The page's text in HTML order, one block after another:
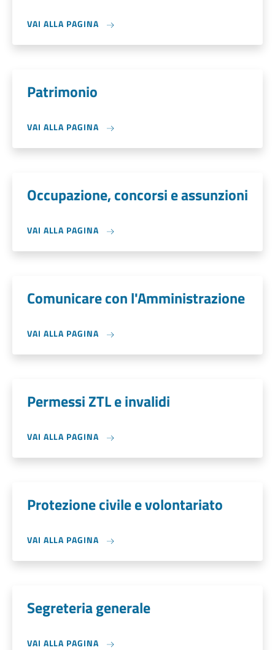
VAI ALLA PAGINA
Patrimonio
VAI ALLA PAGINA
Occupazione, concorsi e assunzioni
VAI ALLA PAGINA
Comunicare con l'Amministrazione
VAI ALLA PAGINA
Permessi ZTL e invalidi
VAI ALLA PAGINA
Protezione civile e volontariato
VAI ALLA PAGINA
Segreteria generale
VAI ALLA PAGINA